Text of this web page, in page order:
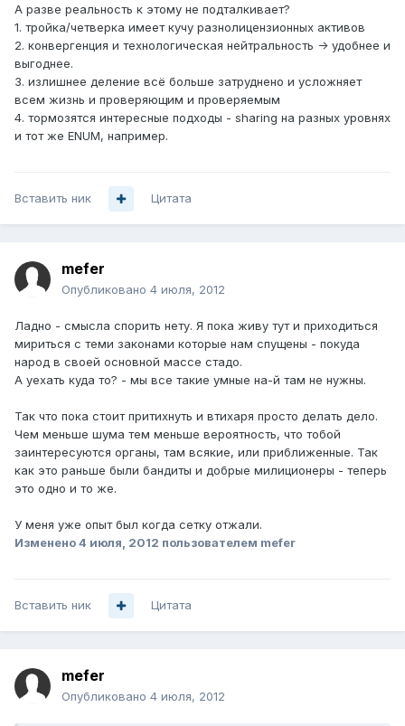
А разве реальность к этому не подталкивает?
1. тройка/четверка имеет кучу разнолицензионных активов
2. конвергенция и технологическая нейтральность -> удобнее и
выгоднее.
3. излишнее деление всё больше затруднено и усложняет
всем жизнь и проверяющим и проверяемым
4. тормозятся интересные подходы - sharing на разных уровнях
и тот же ENUM, например.
Вставить ник Цитата
mefer
Опубликовано 4 июля, 2012
Ладно - смысла спорить нету. Я пока живу тут и приходиться
мириться с теми законами которые нам спущены - покуда
народ в своей основной массе стадо.
А уехать куда то? - мы все такие умные на-й там не нужны.
Так что пока стоит притихнуть и втихаря просто делать дело.
Чем меньше шума тем меньше вероятность, что тобой
заинтересуются органы, там всякие, или приближенные. Так
как это раньше были бандиты и добрые милиционеры - теперь
это одно и то же.
У меня уже опыт был когда сетку отжали.
Изменено4 июля, 2012 пользователем mefer
Вставить ник Цитата
mefer
Опубликовано 4 июля, 2012